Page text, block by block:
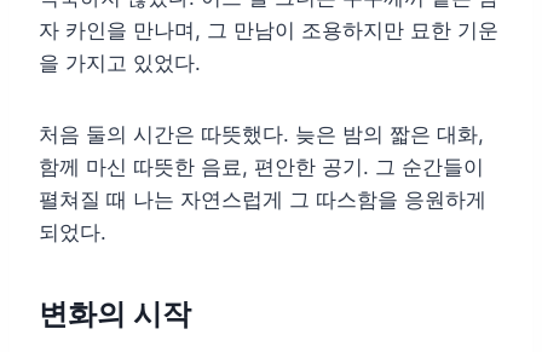
자 카인을 만나며, 그 만남이 조용하지만 묘한 기운
을 가지고 있었다.
처음 둘의 시간은 따뜻했다. 늦은 밤의 짧은 대화,
함께 마신 따뜻한 음료, 편안한 공기. 그 순간들이
펼쳐질 때 나는 자연스럽게 그 따스함을 응원하게
되었다.
변화의 시작